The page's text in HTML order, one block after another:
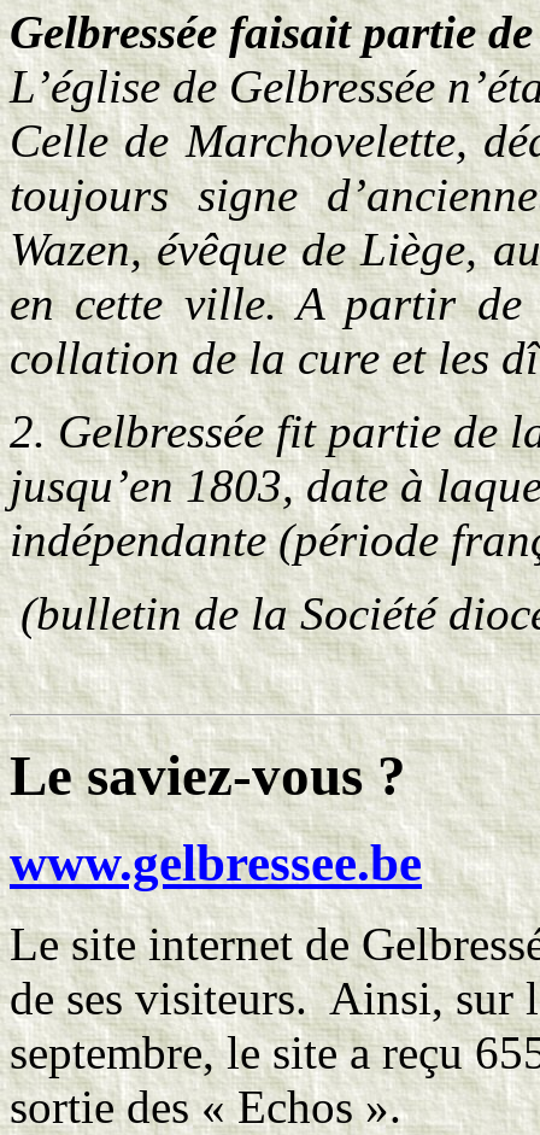
Gelbressée faisait partie
L’église de Gelbressée
Celle de Marchovelette,
toujours signe
Wazen, évêque de Liège,
en cette ville. A partir
collation de la cure et les
2. Gelbressée fit partie de
jusqu’en 1803, date à
indépendante (période
(bulletin de la Société
Le saviez-vous ?
www.gelbressee.be
Le site internet de
de ses visiteurs. Ainsi, sur
septembre, le site a reçu
sortie des « Echos ».